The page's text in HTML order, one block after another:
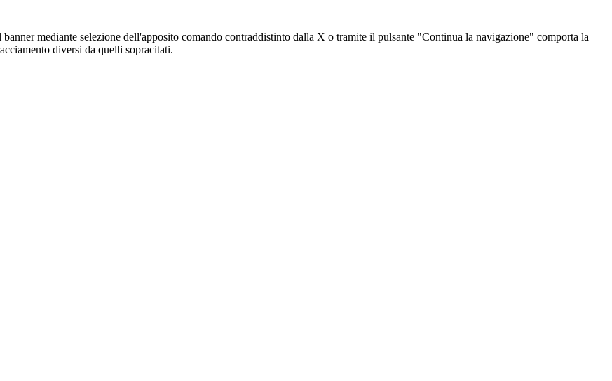
mediante selezione dell'apposito comando contraddistinto dalla X o tramite il pulsante "Continua la navigazione" comporta la
diversi da quelli sopracitati.